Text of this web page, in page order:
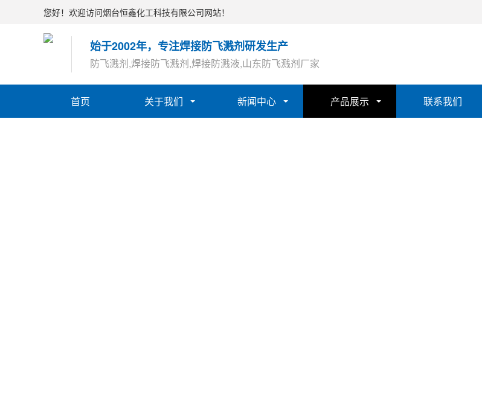
您好！欢迎访问烟台恒鑫化工科技有限公司网站！
始于2002年，专注焊接防飞溅剂研发生产
防飞溅剂,焊接防飞溅剂,焊接防溅液,山东防飞溅剂厂家
首页 关于我们 新闻中心 产品展示 联系我们